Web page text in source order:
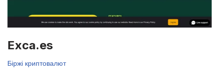
Exca.es
Біржі криптовалют